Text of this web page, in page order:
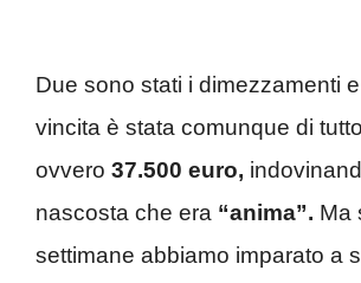
Due sono stati i dimezzamenti
vincita è stata comunque di
ovvero 37.500 euro,
nascosta che era “anima”. Ma
settimane abbiamo imparato a